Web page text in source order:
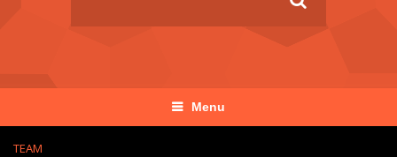
Menu
TEAM